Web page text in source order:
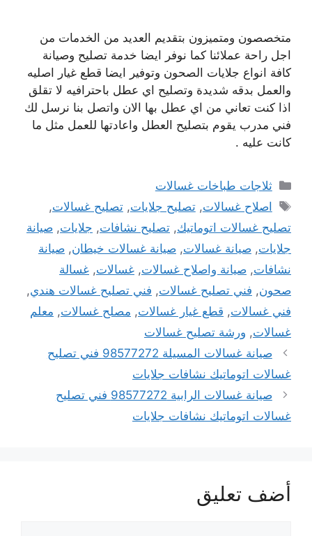
متخصصون ومتميزون بتقديم العديد من الخدمات من
اجل راحة عملائنا كما نوفر ايضا خدمة تصليح وصيانة
كافة انواع جلايات الصحون وتوفير ايضا قطع غيار اصليه
والعمل بدقه شديدة وتصليح اي عطل باحترافيه لا تقلق
اذا كنت تعاني من اي عطل بها الان واتصل بنا نرسل لك
فني مدرب يقوم بتصليح العطل واعادتها للعمل مثل ما
كانت عليه .
التصنيفات
ثلاجات طباخات غسالات
الوسوم
اصلاح غسالات,تصليح جلايات,تصليح غسالات,
تصليح غسالات اتوماتيك, تصليح نشافات, جلايات, صيانة
جلايات, صيانة غسالات, صيانة غسالات خيطان, صيانة
نشافات, صيانة واصلاح غسالات, غسالات, غسالة
صحون, فني تصليح غسالات, فني تصليح غسالات هندي,
فني غسالات, قطع غيار غسالات, مصلح غسالات, معلم
غسالات, ورشة تصليح غسالات
صيانة غسالات المسيلة 98577272 فني تصليح
غسالات اتوماتيك نشافات جلايات
صيانة غسالات الرابية 98577272 فني تصليح
غسالات اتوماتيك نشافات جلايات
أضف تعليق